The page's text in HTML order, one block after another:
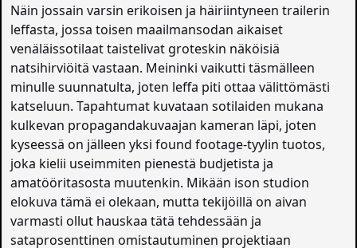
Näin jossain varsin erikoisen ja häiriintyneen trailerin
leffasta, jossa toisen maailmansodan aikaiset
venäläissotilaat taistelivat groteskin näköisiä
natsihirviöitä vastaan. Meininki vaikutti täsmälleen
minulle suunnatulta, joten leffa piti ottaa välittömästi
katseluun. Tapahtumat kuvataan sotilaiden mukana
kulkevan propagandakuvaajan kameran läpi, joten
kyseessä on jälleen yksi found footage-tyylin tuotos,
joka kielii useimmiten pienestä budjetista ja
amatööritasosta muutenkin. Mikään ison studion
elokuva tämä ei olekaan, mutta tekijöillä on aivan
varmasti ollut hauskaa tätä tehdessään ja
sataprosenttinen omistautuminen projektiaan